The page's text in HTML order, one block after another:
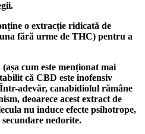
o extracție ridicată de
fără urme de THC) pentru a
cum este menționat mai
că CBD este inofensiv
adevăr, canabidiolul rămâne
deoarece acest extract de
nu induce efecte psihotrope,
secundare nedorite.